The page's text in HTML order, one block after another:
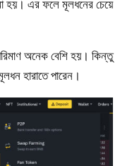
হয়। এর ফলে মূলধনের চেয়ে
অনেক বেশি হয়। কিন্তু
হারাতে পারেন।